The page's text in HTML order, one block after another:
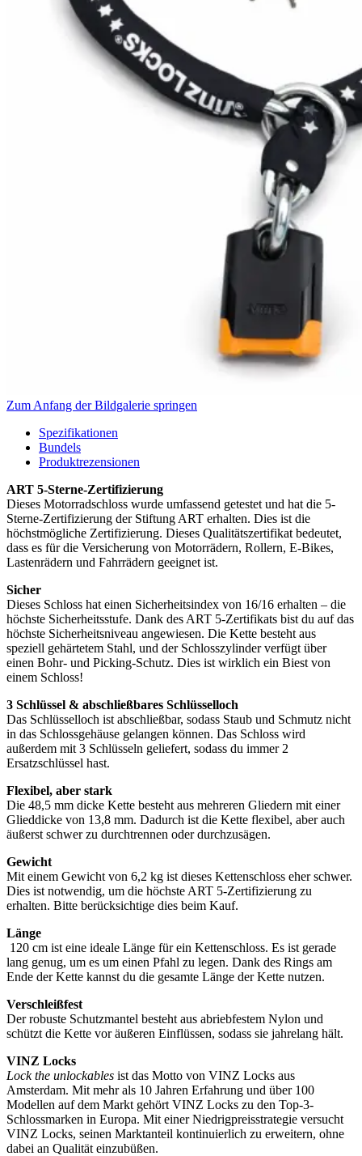
Zum Anfang der Bildgalerie springen
Spezifikationen
Bundels
Produktrezensionen
ART 5-Sterne-Zertifizierung
Dieses Motorradschloss wurde umfassend getestet und hat die 5-
Sterne-Zertifizierung der Stiftung ART erhalten. Dies ist die
höchstmögliche Zertifizierung. Dieses Qualitätszertifikat bedeutet,
dass es für die Versicherung von Motorrädern, Rollern, E-Bikes,
Lastenrädern und Fahrrädern geeignet ist.
Sicher
Dieses Schloss hat einen Sicherheitsindex von 16/16 erhalten – die
höchste Sicherheitsstufe. Dank des ART 5-Zertifikats bist du auf das
höchste Sicherheitsniveau angewiesen. Die Kette besteht aus
speziell gehärtetem Stahl, und der Schlosszylinder verfügt über
einen Bohr- und Picking-Schutz. Dies ist wirklich ein Biest von
einem Schloss!
3 Schlüssel & abschließbares Schlüsselloch
Das Schlüsselloch ist abschließbar, sodass Staub und Schmutz nicht
in das Schlossgehäuse gelangen können. Das Schloss wird
außerdem mit 3 Schlüsseln geliefert, sodass du immer 2
Ersatzschlüssel hast.
Flexibel, aber stark
Die 48,5 mm dicke Kette besteht aus mehreren Gliedern mit einer
Glieddicke von 13,8 mm. Dadurch ist die Kette flexibel, aber auch
äußerst schwer zu durchtrennen oder durchzusägen.
Gewicht
Mit einem Gewicht von 6,2 kg ist dieses Kettenschloss eher schwer.
Dies ist notwendig, um die höchste ART 5-Zertifizierung zu
erhalten. Bitte berücksichtige dies beim Kauf.
Länge
120 cm ist eine ideale Länge für ein Kettenschloss. Es ist gerade
lang genug, um es um einen Pfahl zu legen. Dank des Rings am
Ende der Kette kannst du die gesamte Länge der Kette nutzen.
Verschleißfest
Der robuste Schutzmantel besteht aus abriebfestem Nylon und
schützt die Kette vor äußeren Einflüssen, sodass sie jahrelang hält.
VINZ Locks
Lock the unlockables ist das Motto von VINZ Locks aus
Amsterdam. Mit mehr als 10 Jahren Erfahrung und über 100
Modellen auf dem Markt gehört VINZ Locks zu den Top-3-
Schlossmarken in Europa. Mit einer Niedrigpreisstrategie versucht
VINZ Locks, seinen Marktanteil kontinuierlich zu erweitern, ohne
dabei an Qualität einzubüßen.